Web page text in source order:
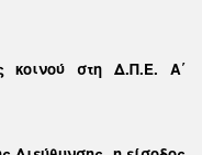
κοινού στη Δ.Π.Ε. Α΄